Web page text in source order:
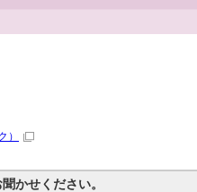
）
かせください。